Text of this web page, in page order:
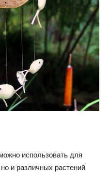
использовать для
и различных растений